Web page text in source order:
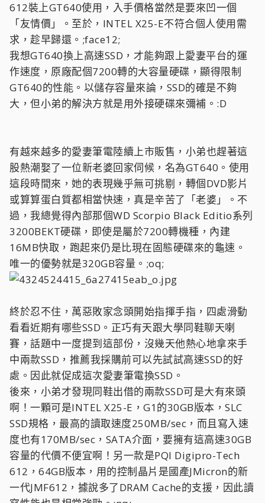
612裝上GT640使用，入手價格當然是要來凹一個
「友情價」。至於，INTEL X25-E不符合個人使用需
求，趁早歸還。;face12;
我想GT640換上高速SSD，才能夠跟上愛妻平台的運
作速度，原廠配個7200轉的大容量硬碟，顯得限制
GT640的性能。以儲存容量來論，SSD的確是不夠
大，但小弟的解決方就是用外接硬碟來彌補。:D
有越來越多的愛妻筆電陸續上市販售，小弟也趕著這
股熱潮娶了一位新老婆回家伺候，名為GT640。使用
這段時間來，她的表現幾乎無可挑剔，轉個DVD影片
或算算蛋白質都相當快速，真是辛苦了「老婆」。不
過，我總覺得內部那個WD Scorpio Black Editio系列
3200BEKT硬碟，即使是屬於7200轉機種，內建
16MB快取，跑起來仍是比現在固態硬碟來的龜速。
唯一的優勢就是320GB容量。;oq;
終於忍不住，萬惡敗家念頭開始指揮手指，四處滑動
看看近期有哪些SSD。正巧有天跟大學同鞋聊天喇
賽，話題中一度提到這部份，沒幾天他熱心地拿來手
中兩款SSD，推薦我採購前可以先試試高速SSD的好
處。因此就促成這次愛妻筆電換SSD。
後來，小弟才發現同鞋出借的兩款SSD可是大有來頭
啊！一顆可是INTEL X25-E，G1的30GB版本，SLC
SSD規格，最高的讀取速度250MB/sec，而且寫入速
度也有170MB/sec，SATA介面，要擁有這高速30GB
容量的代價不便宜啊！另一款是PQI Digipro-Tech
612，64GB版本，用的控制晶片是國產JMicron的新
一代JMF612，據說多了DRAM Cache的支援，因此讀